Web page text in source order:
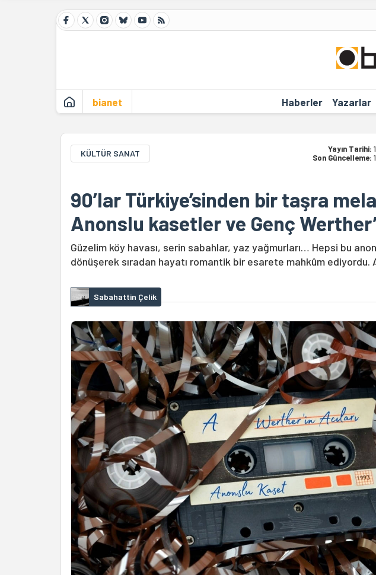
bianet Haberler Yazarlar
KÜLTÜR SANAT Yayın Tarihi:
Son Güncelleme:
90’lar Türkiye’sinden bir taşra
Anonslu kasetler ve Genç
Güzelim köy havası, serin sabahlar, yaz yağmurları… Hepsi bu
dönüşerek sıradan hayatı romantik bir esarete mahkûm ediyordu.
Sabahattin Çelik